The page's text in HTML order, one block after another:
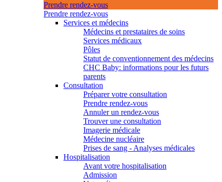
Prendre rendez-vous
Prendre rendez-vous
Services et médecins
Médecins et prestataires de soins
Services médicaux
Pôles
Statut de conventionnement des médecins
CHC Baby: informations pour les futurs
parents
Consultation
Préparer votre consultation
Prendre rendez-vous
Annuler un rendez-vous
Trouver une consultation
Imagerie médicale
Médecine nucléaire
Prises de sang - Analyses médicales
Hospitalisation
Avant votre hospitalisation
Admission